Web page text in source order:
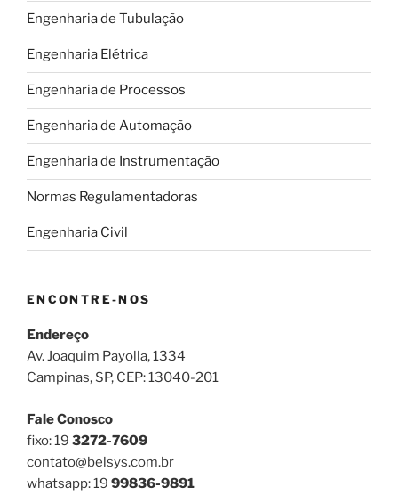
renovável
dia
a
dia”
Engenharia de Tubulação
Engenharia Elétrica
Engenharia de Processos
Engenharia de Automação
Engenharia de Instrumentação
Normas Regulamentadoras
Engenharia Civil
ENCONTRE-NOS
Endereço
Av. Joaquim Payolla, 1334
Campinas, SP, CEP: 13040-201
Fale Conosco
fixo: 19 3272-7609
contato@belsys.com.br
whatsapp: 19 99836-9891